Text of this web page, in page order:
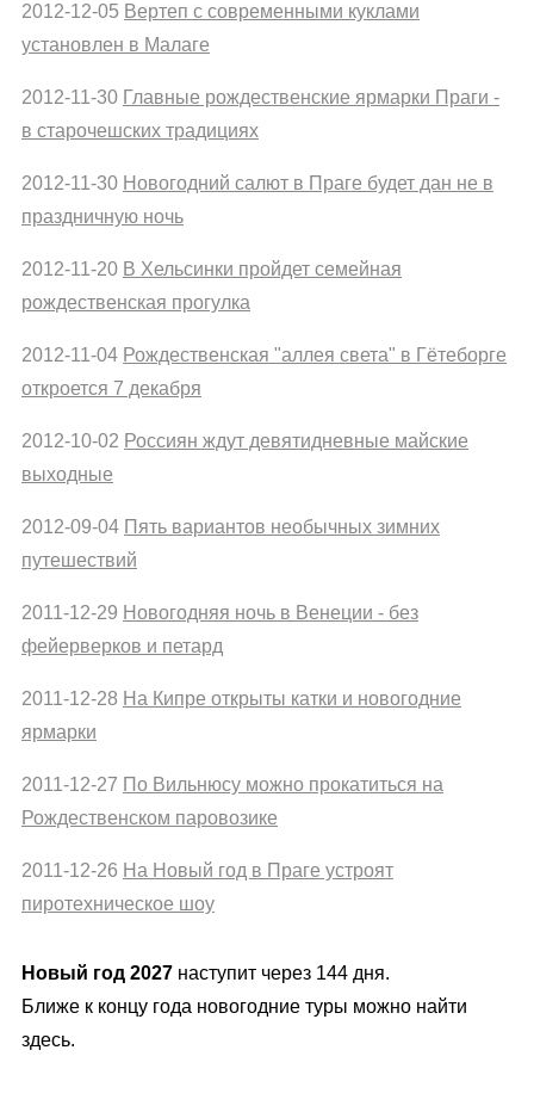
2012-12-05 Вертеп с современными куклами
установлен в Малаге
2012-11-30 Главные рождественские ярмарки Праги -
в старочешских традициях
2012-11-30 Новогодний салют в Праге будет дан не в
праздничную ночь
2012-11-20 В Хельсинки пройдет семейная
рождественская прогулка
2012-11-04 Рождественская "аллея света" в Гётеборге
откроется 7 декабря
2012-10-02 Россиян ждут девятидневные майские
выходные
2012-09-04 Пять вариантов необычных зимних
путешествий
2011-12-29 Новогодняя ночь в Венеции - без
фейерверков и петард
2011-12-28 На Кипре открыты катки и новогодние
ярмарки
2011-12-27 По Вильнюсу можно прокатиться на
Рождественском паровозике
2011-12-26 На Новый год в Праге устроят
пиротехническое шоу
Новый год 2027 наступит через 144 дня.
Ближе к концу года новогодние туры можно найти
здесь.